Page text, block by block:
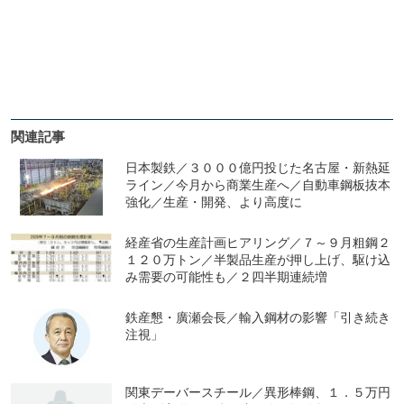
関連記事
日本製鉄／３０００億円投じた名古屋・新熱延
ライン／今月から商業生産へ／自動車鋼板抜本
強化／生産・開発、より高度に
経産省の生産計画ヒアリング／７～９月粗鋼２
１２０万トン／半製品生産が押し上げ、駆け込
み需要の可能性も／２四半期連続増
鉄産懇・廣瀬会長／輸入鋼材の影響「引き続き
注視」
関東デーバースチール／異形棒鋼、１．５万円